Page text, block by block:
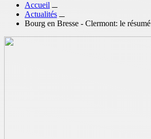
Accueil
Actualités
Bourg en Bresse - Clermont: le